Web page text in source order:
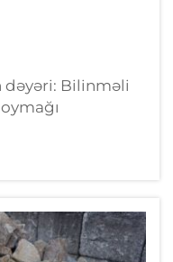
dəyəri: Bilinməli
qədərə başa
görünür, uzun